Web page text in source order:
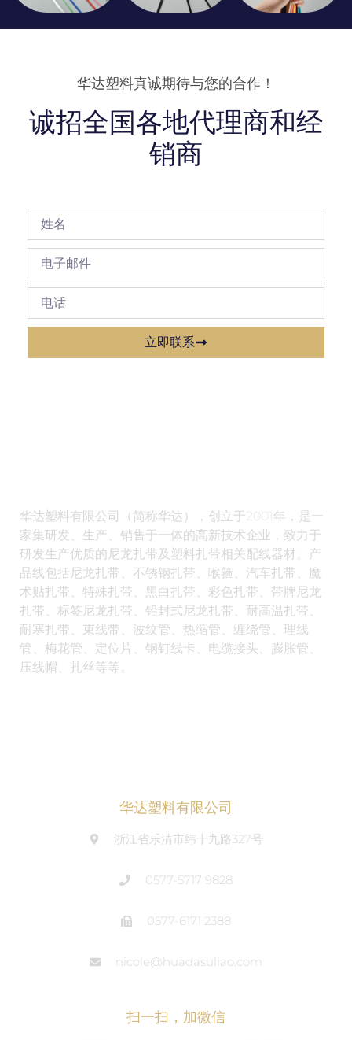
华达塑料真诚期待与您的合作！
诚招全国各地代理商和经
销商
立即联系
华达塑料有限公司（简称华达），创立于2001年，是一
家集研发、生产、销售于一体的高新技术企业，致力于
研发生产优质的尼龙扎带及塑料扎带相关配线器材。产
品线包括尼龙扎带、不锈钢扎带、喉箍、汽车扎带、魔
术贴扎带、特殊扎带、黑白扎带、彩色扎带、带牌尼龙
扎带、标签尼龙扎带、铅封式尼龙扎带、耐高温扎带、
耐寒扎带、束线带、波纹管、热缩管、缠绕管、理线
管、梅花管、定位片、钢钉线卡、电缆接头、膨胀管、
压线帽、扎丝等等。
华达塑料有限公司
浙江省乐清市纬十九路327号
0577-5717 9828
0577-6171 2388
nicole@huadasuliao.com
扫一扫，加微信